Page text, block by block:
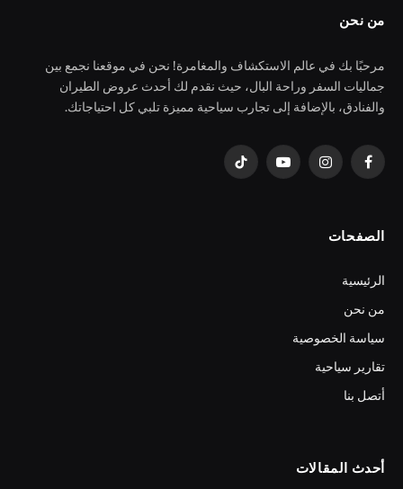
من نحن
مرحبًا بك في عالم الاستكشاف والمغامرة! نحن في موقعنا نجمع بين
جماليات السفر وراحة البال، حيث نقدم لك أحدث عروض الطيران
والفنادق، بالإضافة إلى تجارب سياحية مميزة تلبي كل احتياجاتك.
فيسبوكالانستغراميوتيوب تيكتوك
الصفحات
الرئيسية
من نحن
سياسة الخصوصية
تقارير سياحية
أتصل بنا
أحدث المقالات